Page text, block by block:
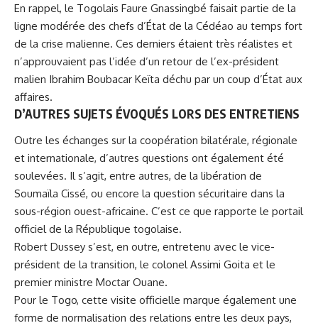
En rappel, le Togolais Faure Gnassingbé faisait partie de la
ligne modérée des chefs d’État de la Cédéao au temps fort
de la crise malienne. Ces derniers étaient très réalistes et
n’approuvaient pas l’idée d’un retour de l’ex-président
malien Ibrahim Boubacar Keïta déchu par un coup d’État aux
affaires.
D’AUTRES SUJETS ÉVOQUÉS LORS DES ENTRETIENS
Outre les échanges sur la coopération bilatérale, régionale
et internationale, d’autres questions ont également été
soulevées. Il s’agit, entre autres, de la libération de
Soumaïla Cissé, ou encore la question sécuritaire dans la
sous-région ouest-africaine. C’est ce que rapporte le portail
officiel de la République togolaise.
Robert Dussey s’est, en outre, entretenu avec le vice-
président de la transition, le colonel Assimi Goita et le
premier ministre Moctar Ouane.
Pour le Togo, cette visite officielle marque également une
forme de normalisation des relations entre les deux pays,